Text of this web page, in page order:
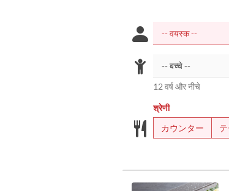
12 वर्ष और नीचे
श्रेणी
カウンター